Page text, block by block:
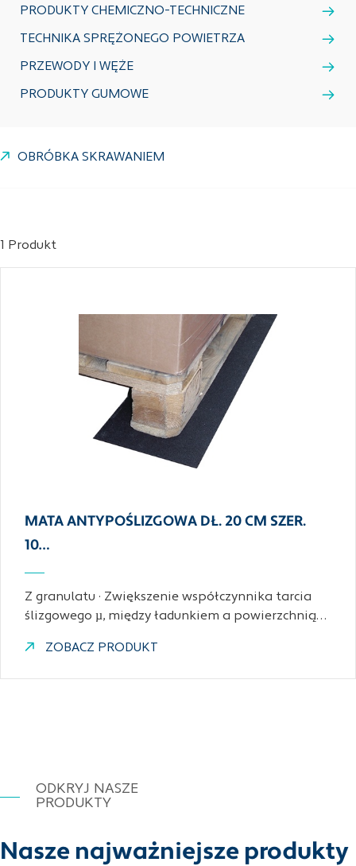
PRODUKTY CHEMICZNO-TECHNICZNE
TECHNIKA SPRĘŻONEGO POWIETRZA
PRZEWODY I WĘŻE
PRODUKTY GUMOWE
OBRÓBKA SKRAWANIEM
1 Produkt
MATA ANTYPOŚLIZGOWA DŁ. 20 CM SZER.
10…
Z granulatu · Zwiększenie współczynnika tarcia
ślizgowego µ, między ładunkiem a powierzchnią…
ZOBACZ PRODUKT
ODKRYJ NASZE
PRODUKTY
Nasze najważniejsze produkty